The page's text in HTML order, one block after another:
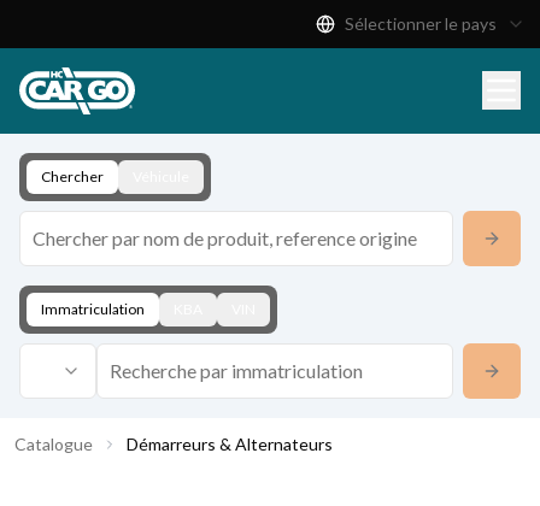
Télécharger
Contact
Sélectionner le pays
Chercher
Immatriculation
Catalogue Démarreurs & Alternateurs